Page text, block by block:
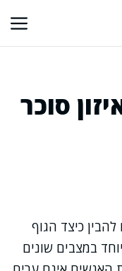
סוכר
כיצד הגוף
במצבים שונים